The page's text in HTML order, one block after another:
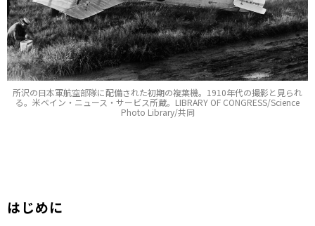
所沢の日本軍航空部隊に配備された初期の複葉機。1910年代の撮影と見られ
る。米ベイン・ニュース・サービス所蔵。LIBRARY OF CONGRESS/Science
Photo Library/共同
はじめに